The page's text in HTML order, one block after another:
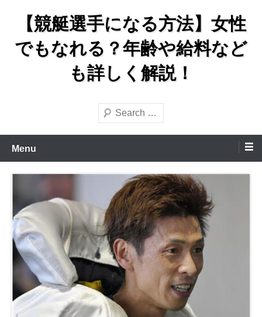
content
【競艇選手になる方法】女性
でもなれる？年齢や給料など
も詳しく解説！
Search
Menu